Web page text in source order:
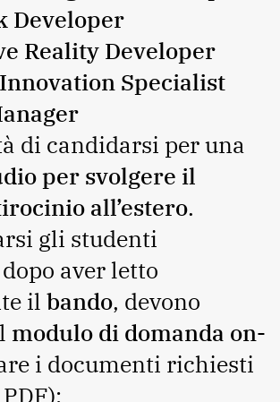
Developer
Reality Developer
Specialist
di candidarsi per una
per svolgere il
all’estero.
gli studenti
aver letto
il bando, devono
modulo di domanda on-
i documenti richiesti